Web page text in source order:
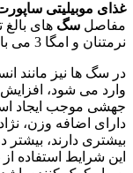
غذای موبیلیتی
مفاصل سگ های
نرمتنان و امگا 3 می باشد.
در سگ ها نیز مانند
وارد می شود،
جهشی موجب ایجاد
دارای اضافه وزن،
بیشتری دارند،
این شرایط استفاده